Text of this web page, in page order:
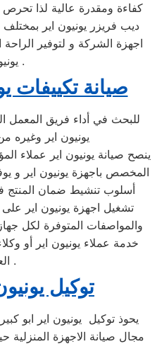
كفاءة ومقدرة عالية لذا
ديب فريزر يونيون اير بمختلف
اجهزة الشركة و لتوفير
يونيون اير .
صيانة تكييفات
للبحث في أداء فريق المعمل
يونيون اير وغيره
ينصح صيانة يونيون اير عملاء
المخصص باجهزة يونيون اير و
أسلوب تنشيط ضمان المنتج
تشغيل اجهزة يونيون اير
والمواصفات المتوفرة لكل
خدمة عملاء يونيون اير أو
العالم .
توكيل
يحوذ توكيل يونيون اير ابو
مجال صيانة الاجهزة المنزلية